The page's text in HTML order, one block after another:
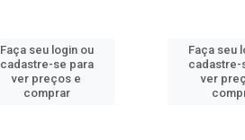
Faça seu login ou
cadastre-se para
ver preços e
comprar
Faça seu
cadastre-
ver